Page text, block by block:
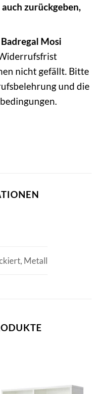
zurückgeben,
Badregal Mosi
nicht gefällt. Bitte
und die
Metall